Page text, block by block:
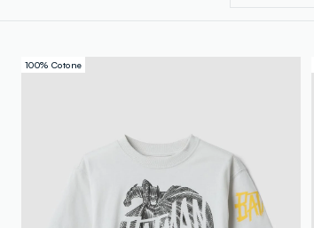
100% Cotone